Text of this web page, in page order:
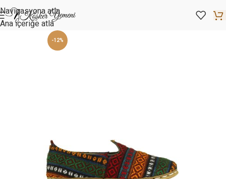
Navigasyona atla
Ana içeriğe atla
-12%